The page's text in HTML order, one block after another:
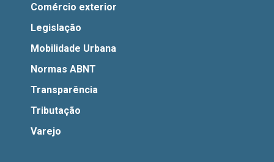
Comércio exterior
Legislação
Mobilidade Urbana
Normas ABNT
Transparência
Tributação
Varejo